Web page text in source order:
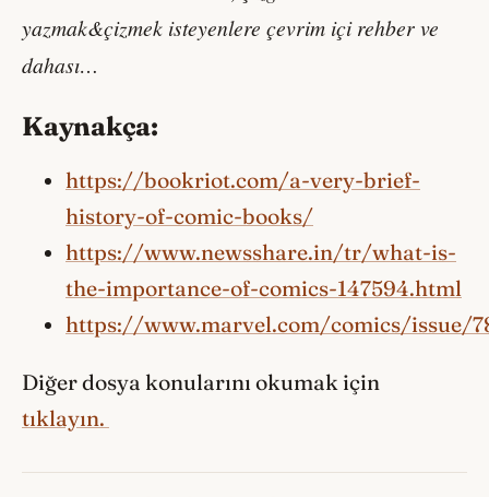
yazmak&çizmek isteyenlere çevrim içi rehber ve
dahası…
Kaynakça:
https://bookriot.com/a-very-brief-
history-of-comic-books/
https://www.newsshare.in/tr/what-is-
the-importance-of-comics-147594.html
https://www.marvel.com/comics/issue/
Diğer dosya konularını okumak için
tıklayın.